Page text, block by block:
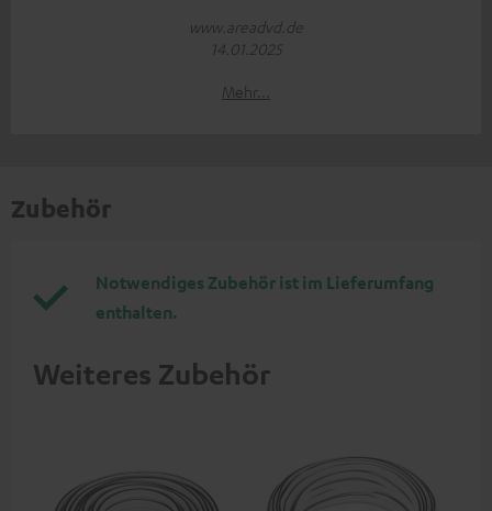
www.areadvd.de
14.01.2025
Mehr...
Zubehör
Notwendiges Zubehör ist im Lieferumfang
enthalten.
Weiteres Zubehör